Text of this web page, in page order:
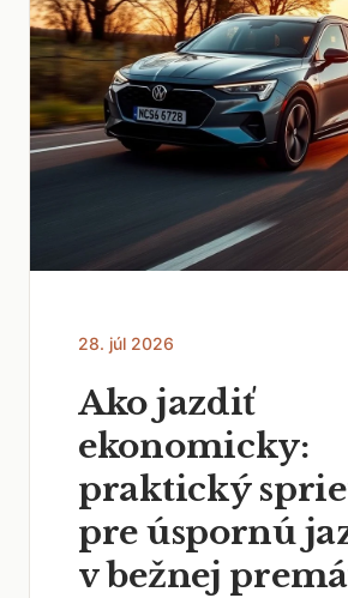
28. júl 2026
Ako jazdiť
ekonomicky:
praktický
pre úspornú
v bežnej